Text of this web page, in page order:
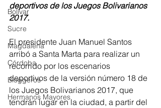
Bolívar
Sucre
Magdalena
Córdoba
Bloggeros
Hermanos Mayores
deportivos de los Juegos Bolivarianos
2017.
El presidente Juan Manuel Santos
arribó a Santa Marta para realizar un
recorrido por los escenarios
deportivos de la versión número 18 de
los Juegos Bolivarianos 2017, que
tendrán lugar en la ciudad, a partir del